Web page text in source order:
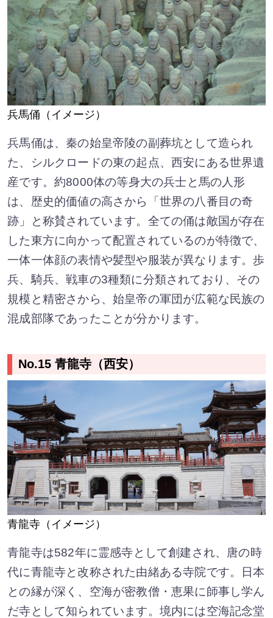
兵馬俑（イメージ）
兵馬俑は、秦の始皇帝陵の副葬坑として造られ
た、シルクロードの東の起点、西安にある世界遺
産です。約8000体の等身大の兵士と馬の人形
は、歴史的価値の高さから「世界の八番目の奇
跡」と称賛されています。全ての俑は敵国が存在
した東方に向かって配置されているのが特徴で、
一体一体顔の表情や髪型や服装が異なります。歩
兵、騎兵、戦車の3種類に分類されており、その
規模と精密さから、始皇帝の軍団が広範な民族の
混成部隊であったことが分かります。
No.15 青龍寺（西安）
青龍寺（イメージ）
青龍寺は582年に霊感寺として創建され、唐の時
代に青龍寺と改称された由緒ある寺院です。日本
との縁が深く、空海が密教僧・恵果に師事し学ん
だ寺として知られています。境内には空海記念堂